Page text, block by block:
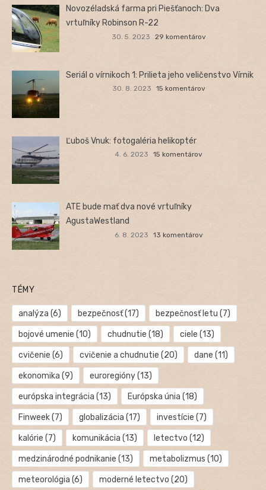
Novozéladská farma pri Piešťanoch: Dva
vrtuľníky Robinson R-22
30. 5. 2023 29 komentárov
Seriál o vírnikoch 1: Prilieta jeho veličenstvo Vírnik
30. 8. 2023 15 komentárov
Ľuboš Vnuk: fotogaléria helikoptér
4. 6. 2023 15 komentárov
ATE bude mať dva nové vrtuľníky
AgustaWestland
6. 8. 2023 13 komentárov
TÉMY
analýza (6) bezpečnosť(17) bezpečnosť letu (7)
bojové umenie (10) chudnutie (18) ciele (13)
cvičenie (6) cvičenie a chudnutie (20) dane (11)
ekonomika (9) euroregióny(13)
európska integrácia (13) Európska únia (18)
Finweek(7) globalizácia (17) investície (7)
kalórie (7) komunikácia (13) letectvo (12)
medzinárodné podnikanie (13) metabolizmus (10)
meteorológia (6) moderné letectvo (20)